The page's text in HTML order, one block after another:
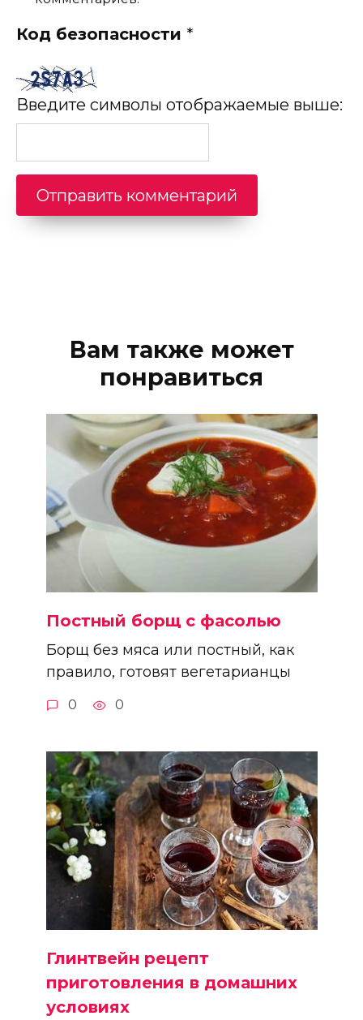
Код безопасности *
Введите символы отображаемые выше:
Вам также может
понравиться
Постный борщ с фасолью
Борщ без мяса или постный, как
правило, готовят вегетарианцы
0 0
Глинтвейн рецепт
приготовления в домашних
условиях